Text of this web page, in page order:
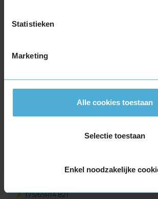
Statistieken
Marketing
Alle cookies toestaan
Selectie toestaan
Enkel noodzakelijke
1
155/65R14 75T
165/65R14 79T
175/65R14 82T